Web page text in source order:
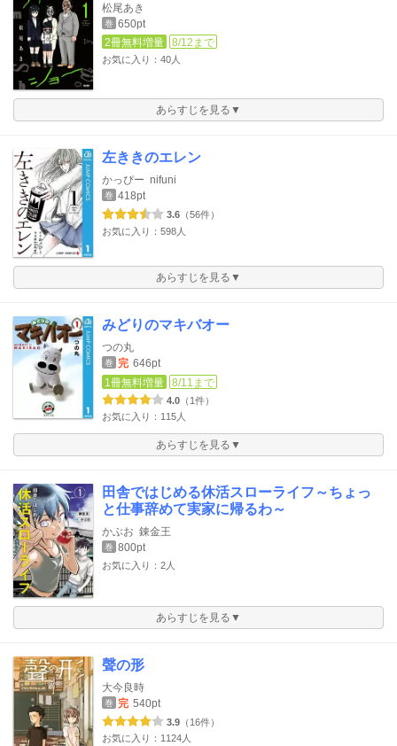
松尾あき
巻 650pt
2冊無料増量
8/12まで
お気に入り：40人
あらすじを見る▼
左ききのエレン
かっぴー nifuni
巻 418pt
3.6 （56件）
お気に入り：598人
あらすじを見る▼
みどりのマキバオー
つの丸
巻 完 646pt
1冊無料増量
8/11まで
4.0 （1件）
お気に入り：115人
あらすじを見る▼
田舎ではじめる休活スローライフ～ちょっ
と仕事辞めて実家に帰るわ～
かぶお 錬金王
巻 800pt
お気に入り：2人
あらすじを見る▼
聲の形
大今良時
巻 完 540pt
3.9 （16件）
お気に入り：1124人